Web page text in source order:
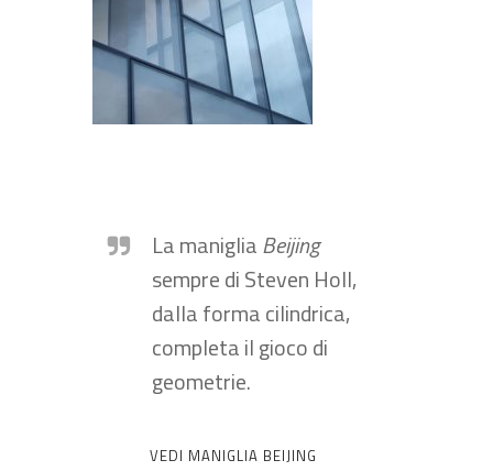
La manigliaBeijing
sempre di Steven Holl,
dalla forma cilindrica,
completa il gioco di
geometrie.
VEDI MANIGLIA BEIJING